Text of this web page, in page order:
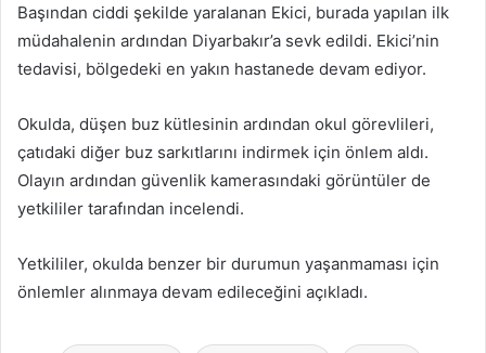
Başından ciddi şekilde yaralanan Ekici, burada yapılan ilk
müdahalenin ardından Diyarbakır’a sevk edildi. Ekici’nin
tedavisi, bölgedeki en yakın hastanede devam ediyor.
Okulda, düşen buz kütlesinin ardından okul görevlileri,
çatıdaki diğer buz sarkıtlarını indirmek için önlem aldı.
Olayın ardından güvenlik kamerasındaki görüntüler de
yetkililer tarafından incelendi.
Yetkililer, okulda benzer bir durumun yaşanmaması için
önlemler alınmaya devam edileceğini açıkladı.